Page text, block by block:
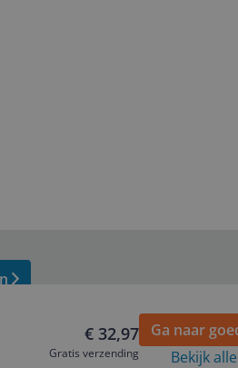
€ 32,97
Gratis verzending
Ga naar
Bekijk